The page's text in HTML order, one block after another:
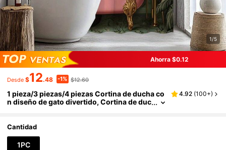
1/5
Ahorra $0.12
Desde $12.48 -1% $12.60
1 pieza/3 piezas/4 piezas Cortina de ducha co
n diseño de gato divertido, Cortina de duc
o, Decoración universal de la habitación, Conj
baño Cortina de bañera,
4.92 (100+)
Cantidad
1PC